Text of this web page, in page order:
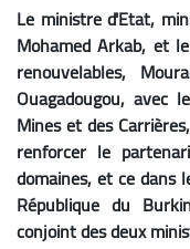
Le ministre d'Etat,
Mohamed Arkab, et
renouvelables,
Ouagadougou, avec
Mines et des
renforcer le
domaines, et ce dans
République du
conjoint des deux